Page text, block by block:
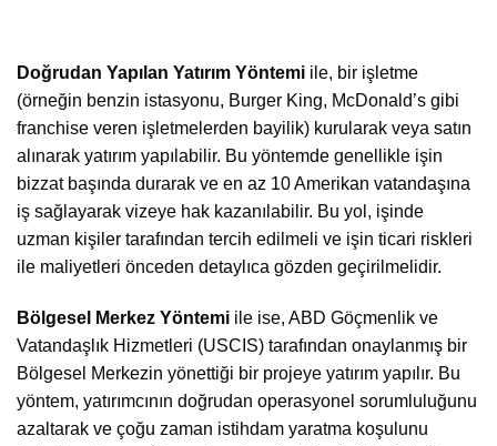
Doğrudan Yapılan Yatırım Yöntemi ile, bir işletme
(örneğin benzin istasyonu, Burger King, McDonald’s gibi
franchise veren işletmelerden bayilik) kurularak veya satın
alınarak yatırım yapılabilir. Bu yöntemde genellikle işin
bizzat başında durarak ve en az 10 Amerikan vatandaşına
iş sağlayarak vizeye hak kazanılabilir. Bu yol, işinde
uzman kişiler tarafından tercih edilmeli ve işin ticari riskleri
ile maliyetleri önceden detaylıca gözden geçirilmelidir.
Bölgesel Merkez Yöntemi ile ise, ABD Göçmenlik ve
Vatandaşlık Hizmetleri (USCIS) tarafından onaylanmış bir
Bölgesel Merkezin yönettiği bir projeye yatırım yapılır. Bu
yöntem, yatırımcının doğrudan operasyonel sorumluluğunu
azaltarak ve çoğu zaman istihdam yaratma koşulunu